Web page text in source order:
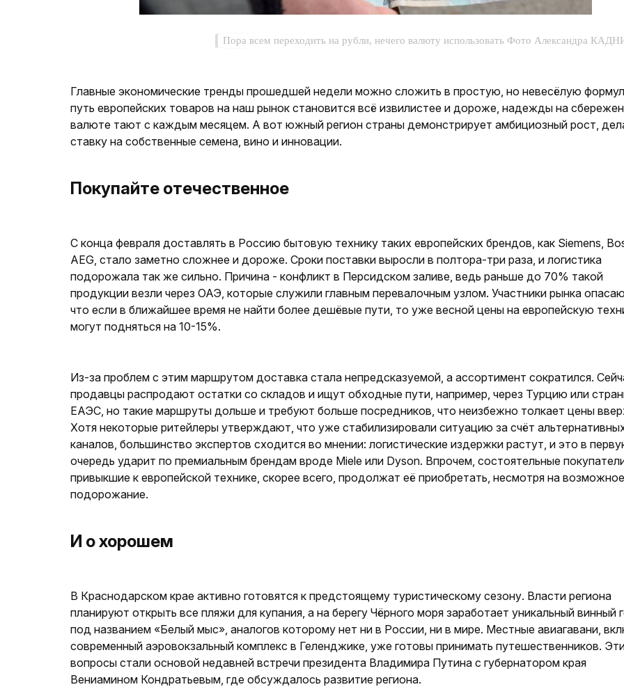
Пора всем переходить на рубли, нечего валюту использовать Фото Александра
Главные экономические тренды прошедшей недели можно сложить в простую, но невесёлую
путь европейских товаров на наш рынок становится всё извилистее и дороже, надежды на
валюте тают с каждым месяцем. А вот южный регион страны демонстрирует амбициозный рост,
ставку на собственные семена, вино и инновации.
Покупайте отечественное
С конца февраля доставлять в Россию бытовую технику таких европейских брендов, как Siemens,
AEG, стало заметно сложнее и дороже. Сроки поставки выросли в полтора-три раза, и логистика
подорожала так же сильно. Причина - конфликт в Персидском заливе, ведь раньше до 70% такой
продукции везли через ОАЭ, которые служили главным перевалочным узлом. Участники рынка
что если в ближайшее время не найти более дешёвые пути, то уже весной цены на европейскую
могут подняться на 10-15%.
Из-за проблем с этим маршрутом доставка стала непредсказуемой, а ассортимент сократился.
продавцы распродают остатки со складов и ищут обходные пути, например, через Турцию или
ЕАЭС, но такие маршруты дольше и требуют больше посредников, что неизбежно толкает цены
Хотя некоторые ритейлеры утверждают, что уже стабилизировали ситуацию за счёт
каналов, большинство экспертов сходится во мнении: логистические издержки растут, и это в
очередь ударит по премиальным брендам вроде Miele или Dyson. Впрочем, состоятельные
привыкшие к европейской технике, скорее всего, продолжат её приобретать, несмотря на возможное
подорожание.
И о хорошем
В Краснодарском крае активно готовятся к предстоящему туристическому сезону. Власти региона
планируют открыть все пляжи для купания, а на берегу Чёрного моря заработает уникальный винный
под названием «Белый мыс», аналогов которому нет ни в России, ни в мире. Местные авиагавани,
современный аэровокзальный комплекс в Геленджике, уже готовы принимать путешест­венников.
вопросы стали основой недавней встречи президента Владимира Путина с губернатором края
Вениамином Кондратьевым, где обсуждалось развитие региона.